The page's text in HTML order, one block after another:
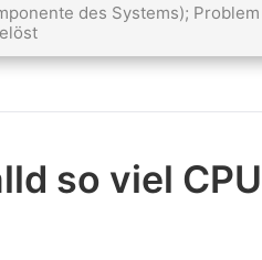
des Systems); Problem
so viel